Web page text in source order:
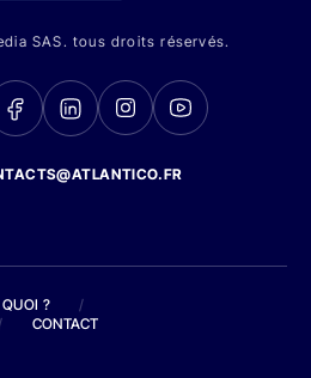
SAS. tous droits réservés.
?
/
/ CONTACT